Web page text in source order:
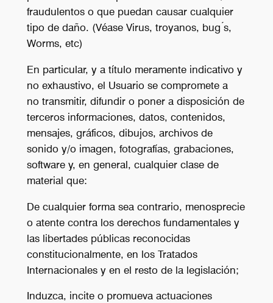
fraudulentos o que puedan causar cualquier
tipo de daño. (Véase Virus, troyanos, bug ́s,
Worms, etc)
En particular, y a título meramente indicativo y
no exhaustivo, el Usuario se compromete a
no transmitir, difundir o poner a disposición de
terceros informaciones, datos, contenidos,
mensajes, gráficos, dibujos, archivos de
sonido y/o imagen, fotografías, grabaciones,
software y, en general, cualquier clase de
material que:
De cualquier forma sea contrario, menosprecie
o atente contra los derechos fundamentales y
las libertades públicas reconocidas
constitucionalmente, en los Tratados
Internacionales y en el resto de la legislación;
Induzca, incite o promueva actuaciones